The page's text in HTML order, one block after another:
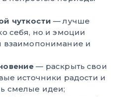
чуткости — лучше
себя, но и эмоции
взаимопонимание и
— раскрыть свои
источники радости и
смелые идеи;